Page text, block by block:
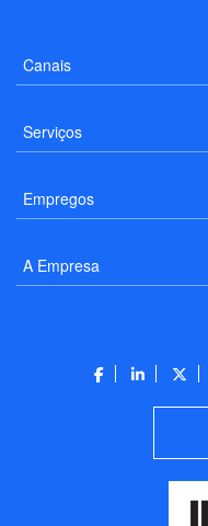
Canais
Serviços
Empregos
A Empresa